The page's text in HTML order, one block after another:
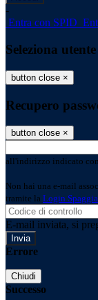
-
Entra con SPID
Seleziona utente
button close ×
Recupero
button close ×
all'indirizzo indicato
Non hai una e-mail
tramite la Login
E-mail inviata, si
Errore
Chiudi
Successo